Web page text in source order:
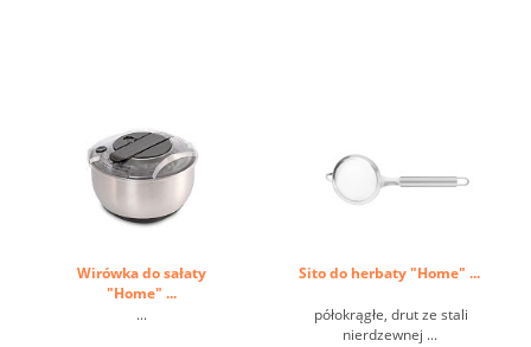
Wirówka do sałaty
"Home" ...
...
Sito do herbaty "Home" ...
półokrągłe, drut ze stali
nierdzewnej ...